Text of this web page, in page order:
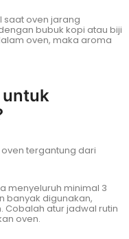
saat oven jarang
bubuk kopi atau biji
oven, maka aroma
untuk
tergantung dari
menyeluruh minimal 3
banyak digunakan,
Cobalah atur jadwal rutin
oven.